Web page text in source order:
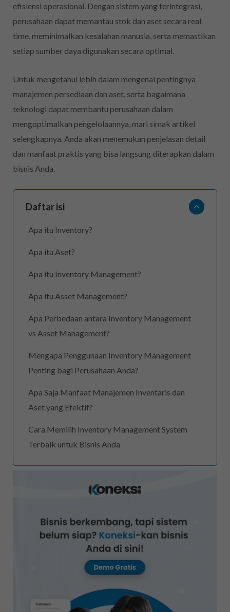
efisiensi operasional. Dengan sistem yang terintegrasi,
perusahaan dapat memantau stok dan aset secara real
time, meminimalkan kesalahan manusia, serta memastikan
setiap sumber daya digunakan secara optimal.
Untuk mengetahui lebih dalam mengenai pentingnya
manajemen persediaan dan aset, serta bagaimana
teknologi dapat membantu perusahaan dalam
mengoptimalkan pengelolaannya, mari simak artikel
selengkapnya. Anda akan menemukan penjelasan detail
dan manfaat praktis yang bisa langsung diterapkan dalam
bisnis Anda.
Daftar isi
Apa itu Inventory?
Apa itu Aset?
Apa itu Inventory Management?
Apa itu Asset Management?
Apa Perbedaan antara Inventory Management
vs Asset Management?
Mengapa Penggunaan Inventory Management
Penting bagi Perusahaan Anda?
Apa Saja Manfaat Manajemen Inventaris dan
Aset yang Efektif?
Cara Memilih Inventory Management System
Terbaik untuk Bisnis Anda